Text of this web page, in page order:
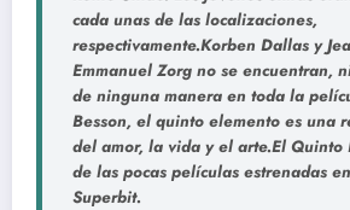
cada unas de las localizaciones,
respectivamente.Korben Dallas y
Emmanuel Zorg no se encuentran,
de ninguna manera en toda la
Besson, el quinto elemento es una
del amor, la vida y el arte.El Quinto
de las pocas películas estrenadas
Superbit.